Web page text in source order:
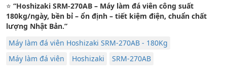
⭐ “Hoshizaki SRM-270AB – Máy làm đá viên công suất
180kg/ngày, bền bỉ – ổn định – tiết kiệm điện, chuẩn chất
lượng Nhật Bản.”
Máy làm đá viên Hoshizaki SRM-270AB - 180Kg
Máy làm đá viên
Hoshizaki SRM-270AB